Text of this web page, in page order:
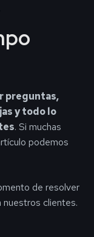
preguntas,
y todo lo
. Si muchas
podemos
de resolver
clientes.